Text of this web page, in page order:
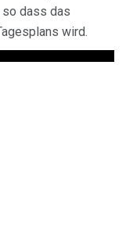
so dass das
wird.